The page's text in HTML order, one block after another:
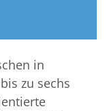
in
zu sechs